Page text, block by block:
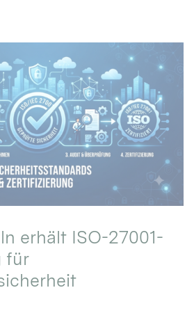
erhält ISO-27001-
für